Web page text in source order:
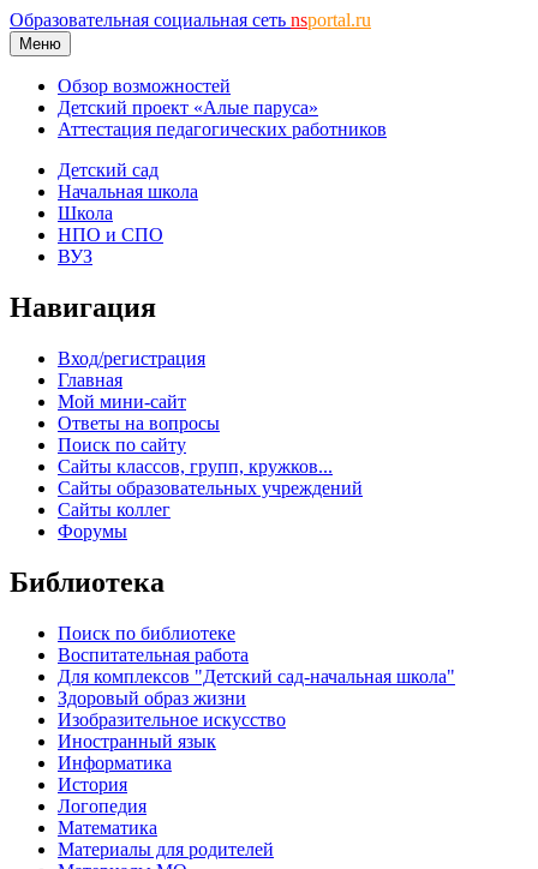
Образовательная социальная сеть nsportal.ru
Меню
Обзор возможностей
Детский проект «Алые паруса»
Аттестация педагогических работников
Детский сад
Начальная школа
Школа
НПО и СПО
ВУЗ
Навигация
Вход/регистрация
Главная
Мой мини-сайт
Ответы на вопросы
Поиск по сайту
Сайты классов, групп, кружков...
Сайты образовательных учреждений
Сайты коллег
Форумы
Библиотека
Поиск по библиотеке
Воспитательная работа
Для комплексов "Детский сад-начальная школа"
Здоровый образ жизни
Изобразительное искусство
Иностранный язык
Информатика
История
Логопедия
Математика
Материалы для родителей